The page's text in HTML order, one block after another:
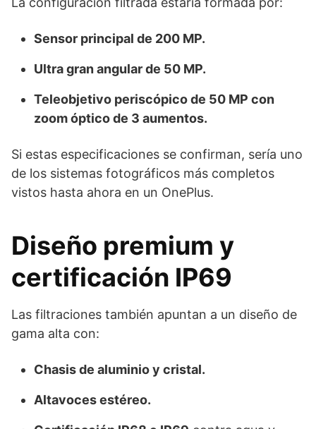
Sensor principal de 200 MP.
Ultra gran angular de 50 MP.
Teleobjetivo periscópico de 50 MP con
zoom óptico de 3 aumentos.
Si estas especificaciones se confirman, sería uno
de los sistemas fotográficos más completos
vistos hasta ahora en un OnePlus.
Diseño premium y
certificación IP69
Las filtraciones también apuntan a un diseño de
gama alta con:
Chasis de aluminio y cristal.
Altavoces estéreo.